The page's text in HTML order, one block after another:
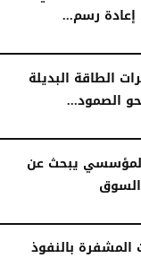
رسم...
الطاقة البديلة
الصمود...
يبحث عن
السوق
بالنفوذ